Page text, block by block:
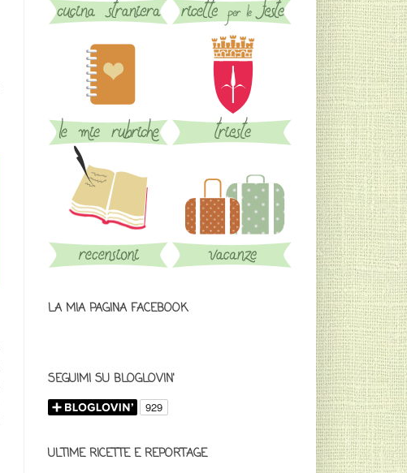
LA MIA PAGINA FACEBOOK
SEGUIMI SU BLOGLOVIN'
ULTIME RICETTE E REPORTAGE